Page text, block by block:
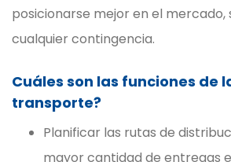
posicionarse mejor en el mercado,
cualquier contingencia.
Cuáles son las funciones de
transporte?
Planificar las rutas de
mayor cantidad de entregas